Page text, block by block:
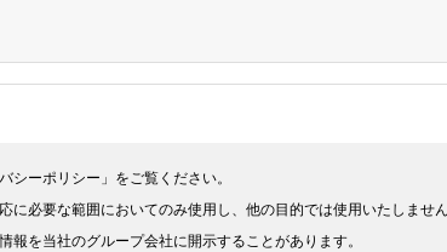
シーポリシー」 をご覧ください。
必要な範囲においてのみ使用し、他の目的では使用いたしませ
を当社のグループ会社に開示することがあります。